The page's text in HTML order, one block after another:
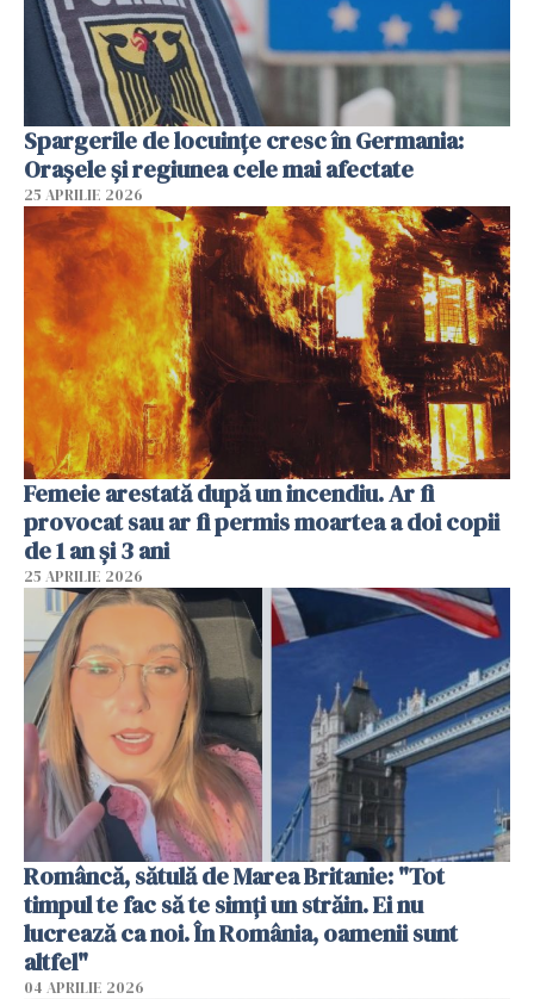
Spargerile de locuințe cresc în Germania:
Orașele și regiunea cele mai afectate
25 APRILIE 2026
Femeie arestată după un incendiu. Ar fi
provocat sau ar fi permis moartea a doi copii
de 1 an și 3 ani
25 APRILIE 2026
Româncă, sătulă de Marea Britanie: "Tot
timpul te fac să te simți un străin. Ei nu
lucrează ca noi. În România, oamenii sunt
altfel"
04 APRILIE 2026